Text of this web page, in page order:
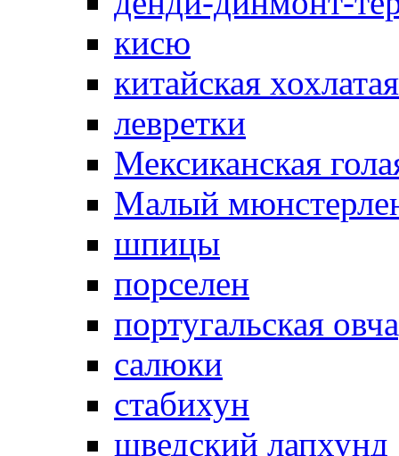
кисю
китайская
левретки
Мексиканская
Малый
шпицы
порселен
португальская
салюки
стабихун
шведский лапхунд